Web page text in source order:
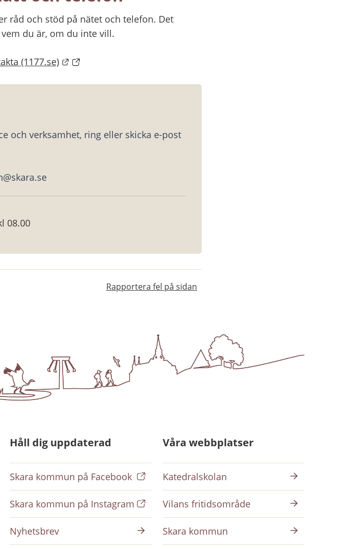
råd och stöd på nätet och telefon. Det
du är, om du inte vill.
(1177.se) Länk till annan webbplats.
och verksamhet, ring eller skicka e-post
08.00
Rapportera fel på sidan
Håll dig uppdaterad
Skara kommun på Facebook
Skara kommun på Instagram
Nyhetsbrev
Våra webbplatser
Katedralskolan
Vilans fritidsområde
Skara kommun